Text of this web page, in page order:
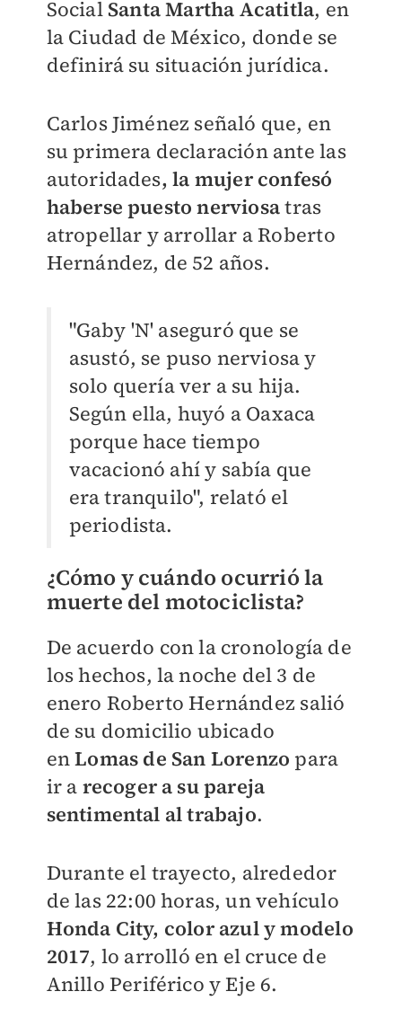
Social Santa Martha Acatitla, en
la Ciudad de México, donde se
definirá su situación jurídica.
Carlos Jiménez señaló que, en
su primera declaración ante las
autoridades, la mujer confesó
haberse puesto nerviosatras
atropellar y arrollar a Roberto
Hernández, de 52 años.
"Gaby 'N' aseguró que se
asustó, se puso nerviosa y
solo quería ver a su hija.
Según ella, huyó a Oaxaca
porque hace tiempo
vacacionó ahí y sabía que
era tranquilo", relató el
periodista.
¿Cómo y cuándo ocurrió la
muerte del motociclista?
De acuerdo con la cronología de
los hechos, la noche del 3 de
enero Roberto Hernández salió
de su domicilio ubicado
enLomas de San Lorenzo para
ir a recoger a su pareja
sentimental al trabajo.
Durante el trayecto, alrededor
de las 22:00 horas, un vehículo
Honda City, color azul y modelo
2017, lo arrolló en el cruce de
Anillo Periférico y Eje 6.